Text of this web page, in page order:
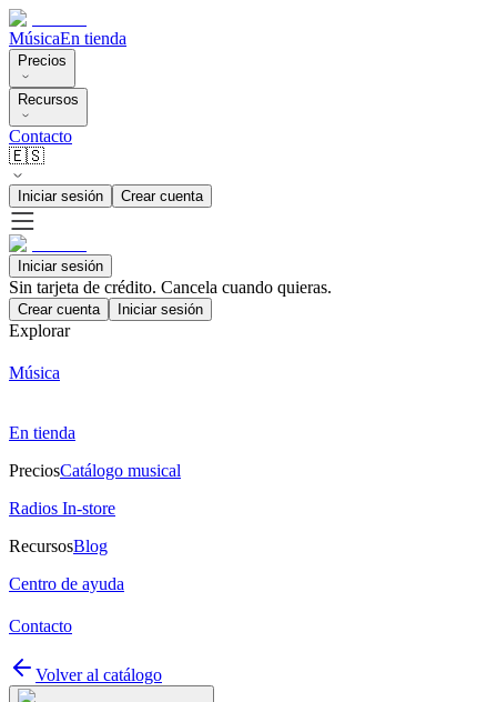
MúsicaEn tienda
Precios
Recursos
Contacto
🇪🇸
Iniciar sesión Crear cuenta
Iniciar sesión
Sin tarjeta de crédito. Cancela cuando quieras.
Crear cuenta Iniciar sesión
Explorar
Música
En tienda
PreciosCatálogo musical
Radios In-store
RecursosBlog
Centro de ayuda
Contacto
Volver al catálogo